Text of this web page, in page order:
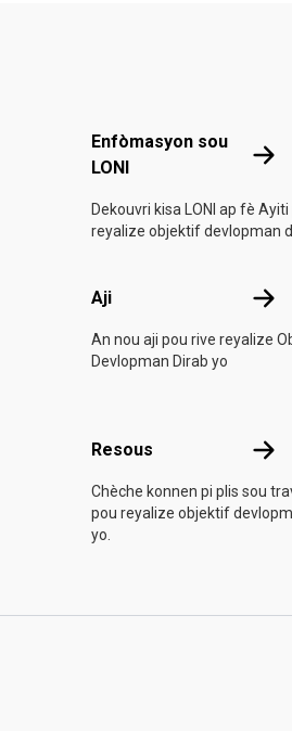
Enfòmasyon sou
LONI
Dekouvri kisa LONI ap fè Ayiti
reyalize objektif devlopman
Aji Aji
An nou aji pou rive reyalize
Devlopman Dirab yo
Resous
Chèche konnen pi plis sou
pou reyalize objektif
yo.